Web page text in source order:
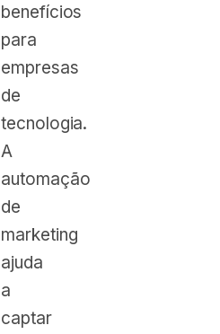
benefícios
para
empresas
de
tecnologia.
A
automação
de
marketing
ajuda
a
captar